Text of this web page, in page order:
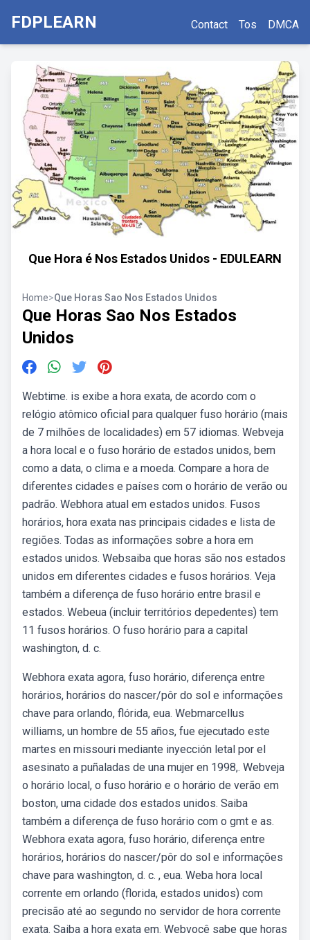
FDPLEARN Contact Tos DMCA
Que Hora é Nos Estados Unidos - EDULEARN
Home>Que Horas Sao Nos Estados Unidos
Que Horas Sao Nos Estados
Unidos
Webtime. is exibe a hora exata, de acordo com o
relógio atômico oficial para qualquer fuso horário (mais
de 7 milhões de localidades) em 57 idiomas. Webveja
a hora local e o fuso horário de estados unidos, bem
como a data, o clima e a moeda. Compare a hora de
diferentes cidades e países com o horário de verão ou
padrão. Webhora atual em estados unidos. Fusos
horários, hora exata nas principais cidades e lista de
regiões. Todas as informações sobre a hora em
estados unidos. Websaiba que horas são nos estados
unidos em diferentes cidades e fusos horários. Veja
também a diferença de fuso horário entre brasil e
estados. Webeua (incluir territórios depedentes) tem
11 fusos horários. O fuso horário para a capital
washington, d. c.
Webhora exata agora, fuso horário, diferença entre
horários, horários do nascer/pôr do sol e informações
chave para orlando, flórida, eua. Webmarcellus
williams, un hombre de 55 años, fue ejecutado este
martes en missouri mediante inyección letal por el
asesinato a puñaladas de una mujer en 1998,. Webveja
o horário local, o fuso horário e o horário de verão em
boston, uma cidade dos estados unidos. Saiba
também a diferença de fuso horário com o gmt e as.
Webhora exata agora, fuso horário, diferença entre
horários, horários do nascer/pôr do sol e informações
chave para washington, d. c. , eua. Weba hora local
corrente em orlando (florida, estados unidos) com
precisão até ao segundo no servidor de hora corrente
exata. Saiba a hora exata em. Webvocê sabe que horas